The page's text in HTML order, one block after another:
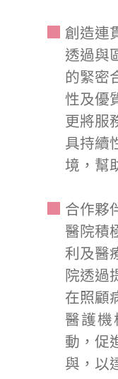
創造連
透過與
的緊密
性及優
更將服
具持續
境，幫
合作夥
醫院積
利及醫
院透過
在照顧
醫護
動，促
與，以